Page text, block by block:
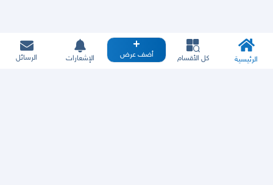
الرئيسية كل الأقسام أضف عرض الإشعارات الرسائل